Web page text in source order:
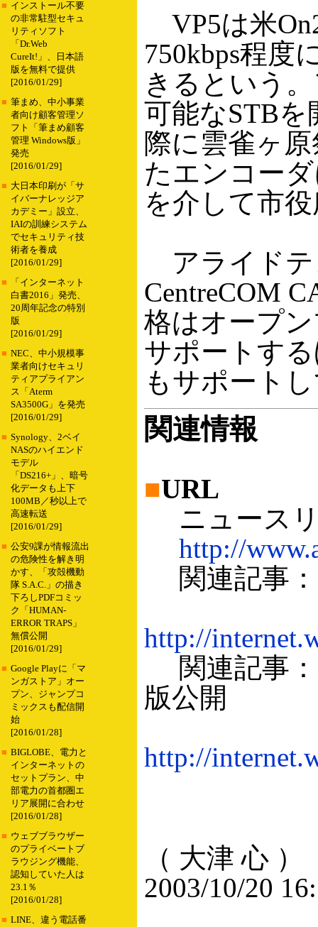
■ インストール不要
の非常駐型セキュ
リティソフト
「Dr.Web
CureIt!」、日本語
版を無料で提供
[2016/01/29]
■ 筆まめ、中小事業
者向け顧客管理ソ
フト「筆まめ顧客
管理 Windows版」
発売
[2016/01/29]
■ 大日本印刷が「サ
イバーナレッジア
カデミー」設立、
IAIの訓練システム
でセキュリティ技
術者を養成
[2016/01/29]
■
「インターネット
白書2016」発売、
20周年記念の特別
版
[2016/01/29]
■ NEC、中小規模事
業者向けセキュリ
ティアプライアン
ス「Aterm
SA3500G」を発売
[2016/01/29]
■ Synology、2ベイ
NASのハイエンド
モデル
「DS216+」、暗号
化データも上下
100MB／秒以上で
高速転送
[2016/01/29]
■ 公安9課が情報流出
の危険性を解き明
かす、「攻殻機動
隊 S.A.C.」の描き
下ろしPDFコミッ
ク「HUMAN-
ERROR TRAPS」
無償公開
[2016/01/29]
■ Google Playに「マ
ンガストア」オー
プン、ジャンプコ
ミックスも配信開
始
[2016/01/28]
■ BIGLOBE、電力と
インターネットの
セットプラン、中
部電力の首都圏エ
リア展開に合わせ
[2016/01/28]
■ ウェブブラウザー
のプライベートブ
ラウジング機能、
認知していた人は
23.1％
[2016/01/28]
■ LINE、違う電話番
VP5は米
750kbps程度
きるという
可能なSTB
際に雲雀ヶ
たエンコー
を介して市
アライドテ
CentreCOM
格はオープ
サポートす
もサポート
関連情報
■URL
ニュース
http://
関連記事：
http://
関連記事：
版公開
http://
（ 大津 心 ）
2003/10/20